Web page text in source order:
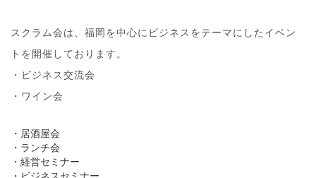
スクラム会は、福岡を中心にビジネスをテーマにしたイベン
トを開催しております。
・ビジネス交流会
・ワイン会
・居酒屋会
・ランチ会
・経営セミナー
・ビジネスセミナー